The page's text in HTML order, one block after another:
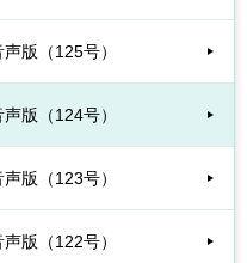
版（125号）
版（124号）
版（123号）
版（122号）